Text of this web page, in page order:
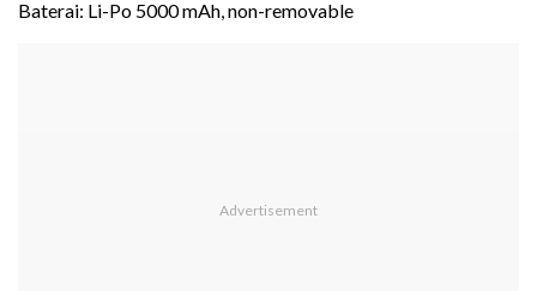
Baterai: Li-Po 5000 mAh, non-removable